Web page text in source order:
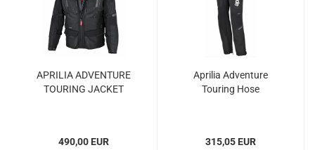
APRILIA ADVENTURE
TOURING JACKET
490,00 EUR
Aprilia Adventure
Touring Hose
315,05 EUR